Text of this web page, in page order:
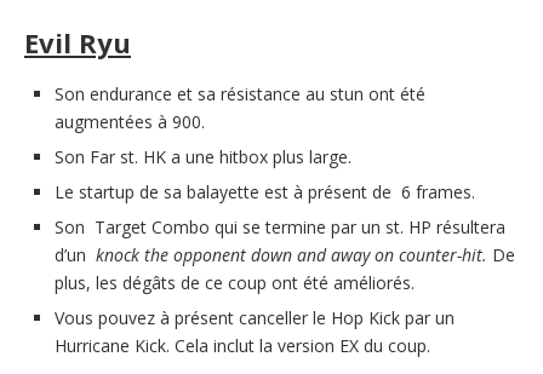
Evil Ryu
Son endurance et sa résistance au stun ont été
augmentées à 900.
Son Far st. HK a une hitbox plus large.
Le startup de sa balayette est à présent de 6 frames.
Son Target Combo qui se termine par un st. HP résultera
d’un knock the opponent down and away on counter-hit. De
plus, les dégâts de ce coup ont été améliorés.
Vous pouvez à présent canceller le Hop Kick par un
Hurricane Kick. Cela inclut la version EX du coup.